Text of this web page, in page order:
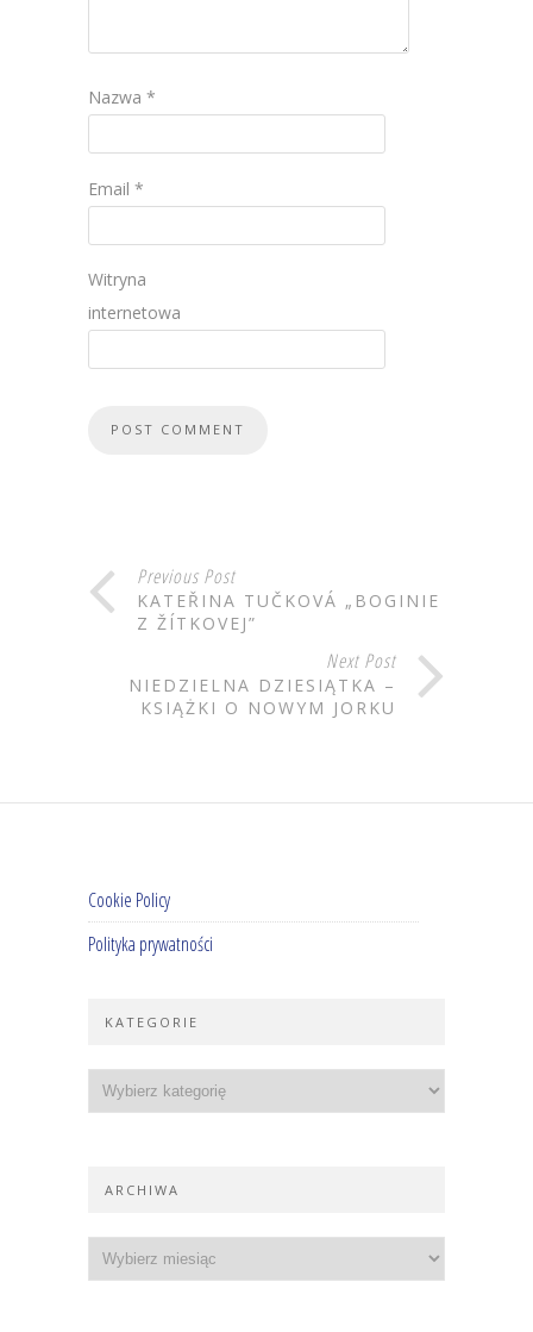
Nazwa *
Email *
Witryna
internetowa
Previous Post
KATEŘINA TUČKOVÁ „BOGINIE
Z ŽÍTKOVEJ”
Next Post
NIEDZIELNA DZIESIĄTKA –
KSIĄŻKI O NOWYM JORKU
Cookie Policy
Polityka prywatności
KATEGORIE
ARCHIWA